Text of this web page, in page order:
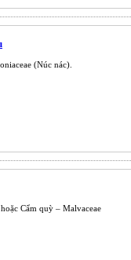
(Núc nác).
Cẩm quỳ – Malvaceae